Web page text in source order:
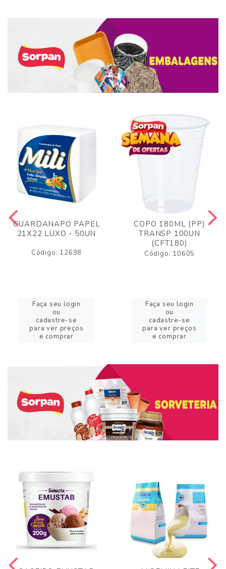
GUARDANAPO PAPEL
21X22 LUXO - 50UN
Código: 12698
Faça seu login
ou
cadastre-se
para ver preços
e comprar
COPO 180ML (PP)
TRANSP 100UN
(CFT180)
Código: 10605
Faça seu login
ou
cadastre-se
para ver preços
e comprar